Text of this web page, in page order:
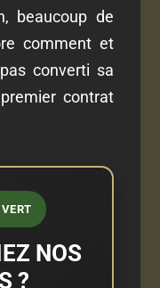
beaucoup de
comment et
converti sa
contrat
NOS
?